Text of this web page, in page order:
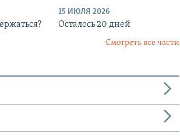
15 ИЮЛЯ 2026
Осталось 20 дней
Смотреть все части